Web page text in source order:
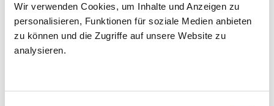
Wir verwenden Cookies, um Inhalte und Anzeigen zu
personalisieren, Funktionen für soziale Medien anbieten
zu können und die Zugriffe auf unsere Website zu
analysieren.